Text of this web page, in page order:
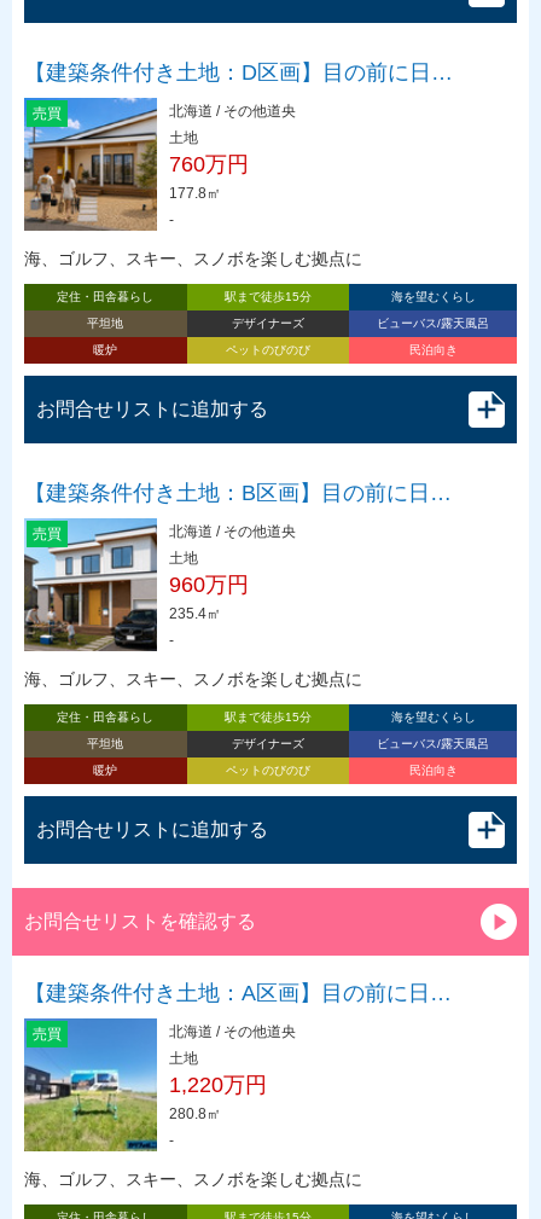
【建築条件付き土地：D区画】目の前に日…
売買
北海道 / その他道央
土地
760万円
177.8㎡
-
海、ゴルフ、スキー、スノボを楽しむ拠点に
定住・田舎暮らし 駅まで徒歩15分
海を望むくらし
平坦地
デザイナーズ
ビューバス/露天風呂
暖炉
ペットのびのび 民泊向き
お問合せリストに追加する
【建築条件付き土地：B区画】目の前に日…
売買
北海道 / その他道央
土地
960万円
235.4㎡
-
海、ゴルフ、スキー、スノボを楽しむ拠点に
定住・田舎暮らし 駅まで徒歩15分
海を望むくらし
平坦地
デザイナーズ
ビューバス/露天風呂
暖炉
ペットのびのび 民泊向き
お問合せリストに追加する
お問合せリストを確認する
【建築条件付き土地：A区画】目の前に日…
売買
北海道 / その他道央
土地
1,220万円
280.8㎡
-
海、ゴルフ、スキー、スノボを楽しむ拠点に